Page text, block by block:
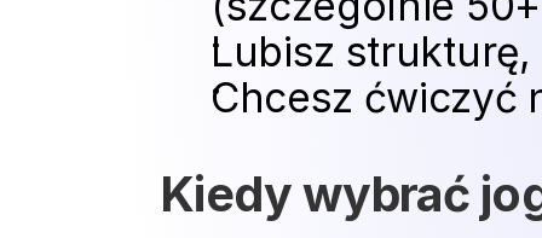
Lubisz
Chcesz ćwiczyć
Kiedy wybrać